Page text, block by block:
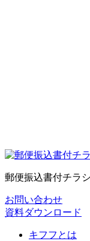
郵便振込書付チラ
お問い合わせ
資料ダウンロード
キフフとは